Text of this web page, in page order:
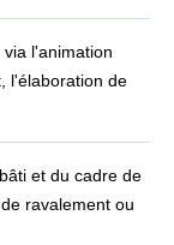
l'animation
l'élaboration de
et du cadre de
ravalement ou